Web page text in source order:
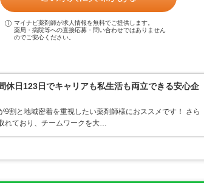
マイナビ薬剤師が求人情報を無料でご提供します。
薬局・病院等への直接応募・問い合わせではありません
のでご安心ください。
休日123日でキャリアも私生活も両立できる安心企
割と地域密着を重視したい薬剤師様におススメです！ さら
れており、チームワークを大…